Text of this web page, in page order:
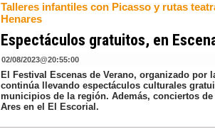
Talleres infantiles con Picasso y rutas
Henares
Espectáculos gratuitos, en
02/08/2023@20:55:00
El Festival Escenas de Verano, organizado por
continúa llevando espectáculos culturales
municipios de la región. Además, conciertos de
Ares en el El Escorial.